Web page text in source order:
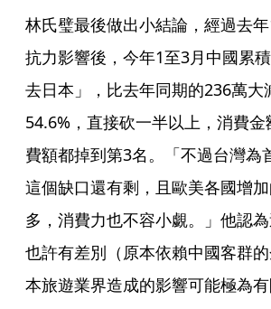
林氏璧最後做出小結論，經過去
抗力影響後，今年1至3月中國累
去日本」，比去年同期的236萬大
54.6%，直接砍一半以上，消費
費額都掉到第3名。「不過台灣為
這個缺口還有剩，且歐美各國增
多，消費力也不容小覷。」他認
也許有差別（原本依賴中國客群
本旅遊業界造成的影響可能極為有